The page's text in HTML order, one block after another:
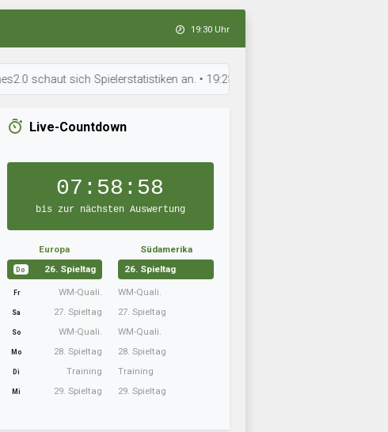
19:30 Uhr
sich Spielerstatistiken an. • 19:28 Uhr: Red Hill Rangers ist in
Live-Countdown
07:58:57
bis zur nächsten Auswertung
Europa
Do 26. Spieltag
Fr WM-Quali.
Sa 27. Spieltag
So WM-Quali.
Mo 28. Spieltag
Di Training
Mi 29. Spieltag
Südamerika
26. Spieltag
WM-Quali.
27. Spieltag
WM-Quali.
28. Spieltag
Training
29. Spieltag